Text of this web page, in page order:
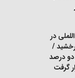
در
/
دو درصد
گرفت